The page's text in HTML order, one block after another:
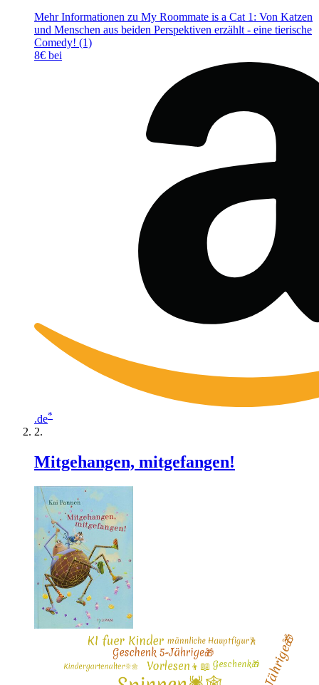
Mehr Informationen zu My Roommate is a Cat 1: Von Katzen
und Menschen aus beiden Perspektiven erzählt - eine tierische
Comedy! (1)
8€ bei
.de*
Mitgehangen, mitgefangen!